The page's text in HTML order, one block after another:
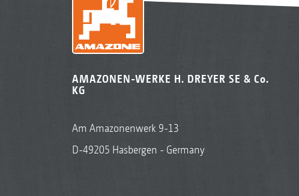
AMAZONEN-WERKE H. DREYER SE & Co.
KG
Am Amazonenwerk 9-13
D-49205 Hasbergen - Germany